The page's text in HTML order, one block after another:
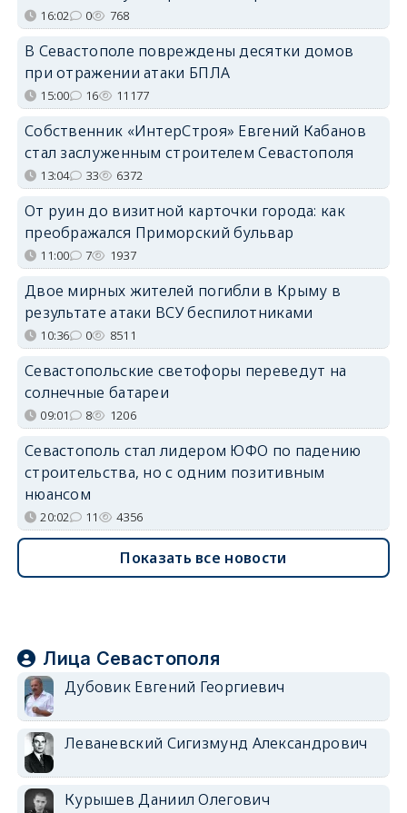
16:02 0 768
В Севастополе повреждены десятки домов
при отражении атаки БПЛА
15:00 16 11177
Собственник «ИнтерСтроя» Евгений Кабанов
стал заслуженным строителем Севастополя
13:04 33 6372
От руин до визитной карточки города: как
преображался Приморский бульвар
11:00 7 1937
Двое мирных жителей погибли в Крыму в
результате атаки ВСУ беспилотниками
10:36 0 8511
Севастопольские светофоры переведут на
солнечные батареи
09:01 8 1206
Севастополь стал лидером ЮФО по падению
строительства, но с одним позитивным
нюансом
20:02 11 4356
Показать все новости
Лица Севастополя
Дубовик Евгений Георгиевич
Леваневский Сигизмунд Александрович
Курышев Даниил Олегович